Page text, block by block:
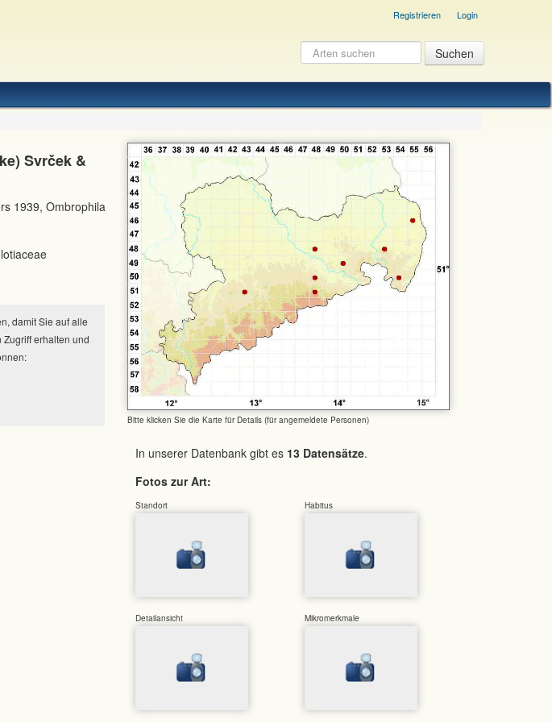
Registrieren Login
Bitte klicken Sie die Karte für Details (für angemeldete Personen)
In unserer Datenbank gibt es 13 Datensätze.
Fotos zur Art:
Standort Habitus
Detailansicht Mikromerkmale
Svrček &
1939, Ombrophila
damit Sie auf alle
erhalten und